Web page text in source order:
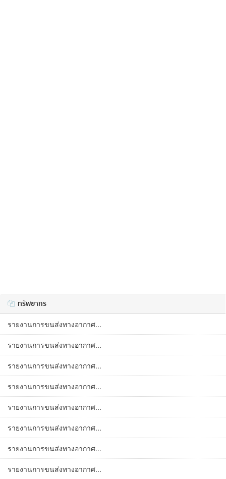
ทรัพยากร
รายงานการขนส่งทางอากาศ...
รายงานการขนส่งทางอากาศ...
รายงานการขนส่งทางอากาศ...
รายงานการขนส่งทางอากาศ...
รายงานการขนส่งทางอากาศ...
รายงานการขนส่งทางอากาศ...
รายงานการขนส่งทางอากาศ...
รายงานการขนส่งทางอากาศ...